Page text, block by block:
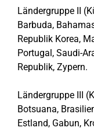
Ländergruppe II
Barbuda,
Republik Korea,
Portugal, Saudi-
Republik,
Ländergruppe III
Botsuana,
Estland, Gabun,